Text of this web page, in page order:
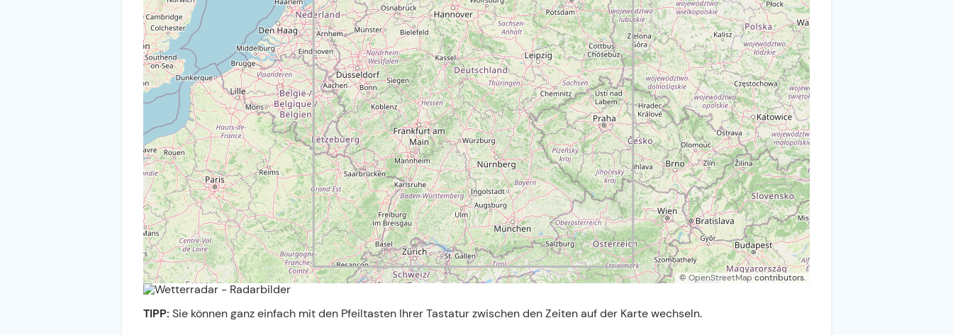
© OpenStreetMap contributors.
TIPP: Sie können ganz einfach mit den Pfeiltasten Ihrer Tastatur zwischen den Zeiten auf der Karte wechseln.